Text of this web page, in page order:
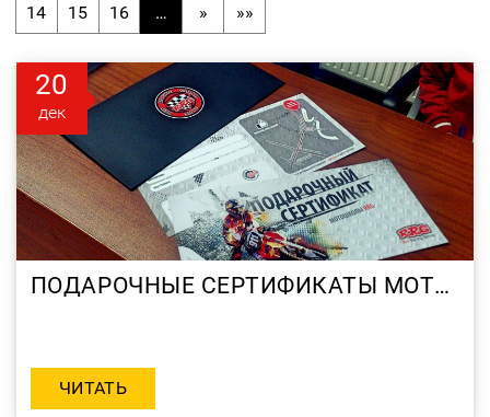
14 15 16 … » »»
20
дек
ПОДАРОЧНЫЕ СЕРТИФИКАТЫ МОТОШКОЛЫ RRG — ЛУЧШИЙ ПОДАРОК!
ЧИТАТЬ